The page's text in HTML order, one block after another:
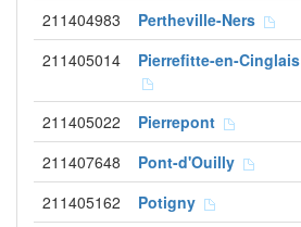
211404983 Pertheville-Ners
211405014 Pierrefitte-en-Cinglais
211405022 Pierrepont
211407648 Pont-d'Ouilly
211405162 Potigny